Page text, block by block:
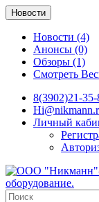
Новости
Новости (4)
Анонсы (0)
Обзоры (1)
Смотреть
8(3902)21-35-
Личный